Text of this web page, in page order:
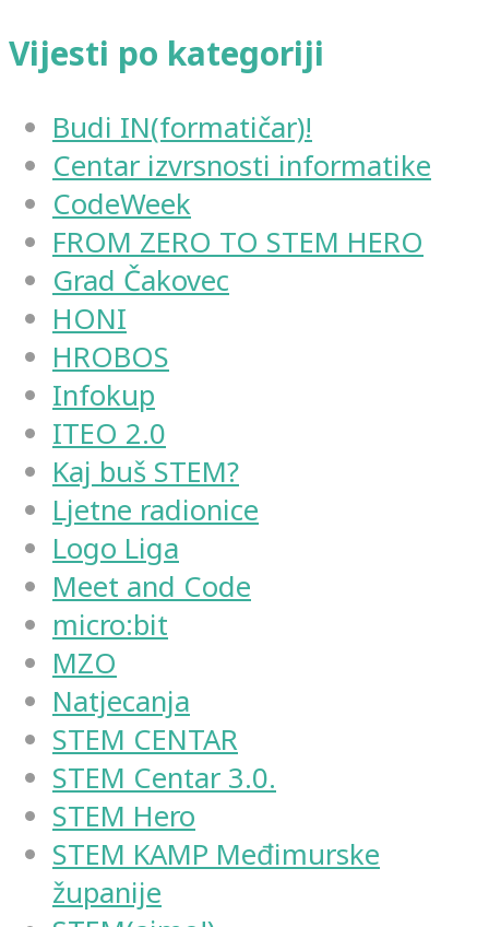
Vijesti po kategoriji
Budi IN(formatičar)!
Centar izvrsnosti informatike
CodeWeek
FROM ZERO TO STEM HERO
Grad Čakovec
HONI
HROBOS
Infokup
ITEO 2.0
Kaj buš STEM?
Ljetne radionice
Logo Liga
Meet and Code
micro:bit
MZO
Natjecanja
STEM CENTAR
STEM Centar 3.0.
STEM Hero
STEM KAMP Međimurske
županije